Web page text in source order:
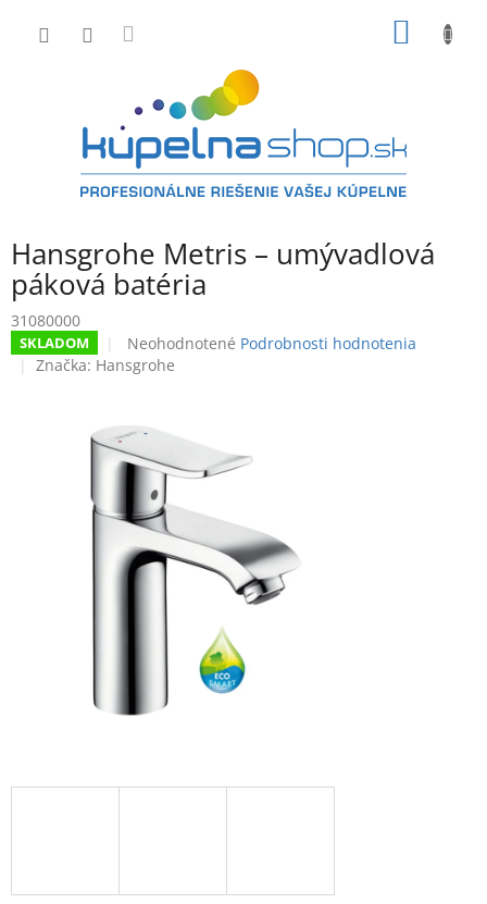
Hansgrohe Metris – umývadlová
páková batéria
31080000
SKLADOM
Priemerné
hodnotenie
0,0
5
hviezdičiek.
Neohodnotené Podrobnosti hodnotenia
Značka: Hansgrohe